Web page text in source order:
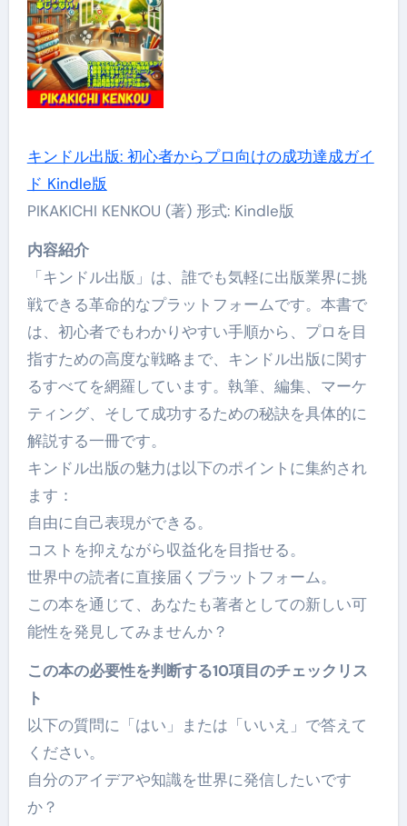
キンドル出版: 初心者からプロ向けの成功達成ガイ
ド Kindle版
PIKAKICHI KENKOU (著) 形式: Kindle版
内容紹介
「キンドル出版」は、誰でも気軽に出版業界に挑
戦できる革命的なプラットフォームです。本書で
は、初心者でもわかりやすい手順から、プロを目
指すための高度な戦略まで、キンドル出版に関す
るすべてを網羅しています。執筆、編集、マーケ
ティング、そして成功するための秘訣を具体的に
解説する一冊です。
キンドル出版の魅力は以下のポイントに集約され
ます：
自由に自己表現ができる。
コストを抑えながら収益化を目指せる。
世界中の読者に直接届くプラットフォーム。
この本を通じて、あなたも著者としての新しい可
能性を発見してみませんか？
この本の必要性を判断する10項目のチェックリス
ト
以下の質問に「はい」または「いいえ」で答えて
ください。
自分のアイデアや知識を世界に発信したいです
か？